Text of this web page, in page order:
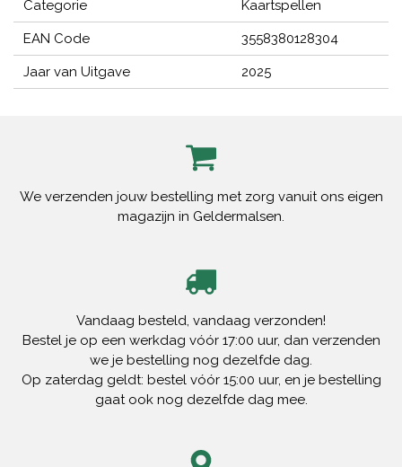
Categorie Kaartspellen
EAN Code 3558380128304
Jaar van Uitgave 2025
We verzenden jouw bestelling met zorg vanuit ons eigen
magazijn in Geldermalsen.
Vandaag besteld, vandaag verzonden!
Bestel je op een werkdag vóór 17:00 uur, dan verzenden
we je bestelling nog dezelfde dag.
Op zaterdag geldt: bestel vóór 15:00 uur, en je bestelling
gaat ook nog dezelfde dag mee.